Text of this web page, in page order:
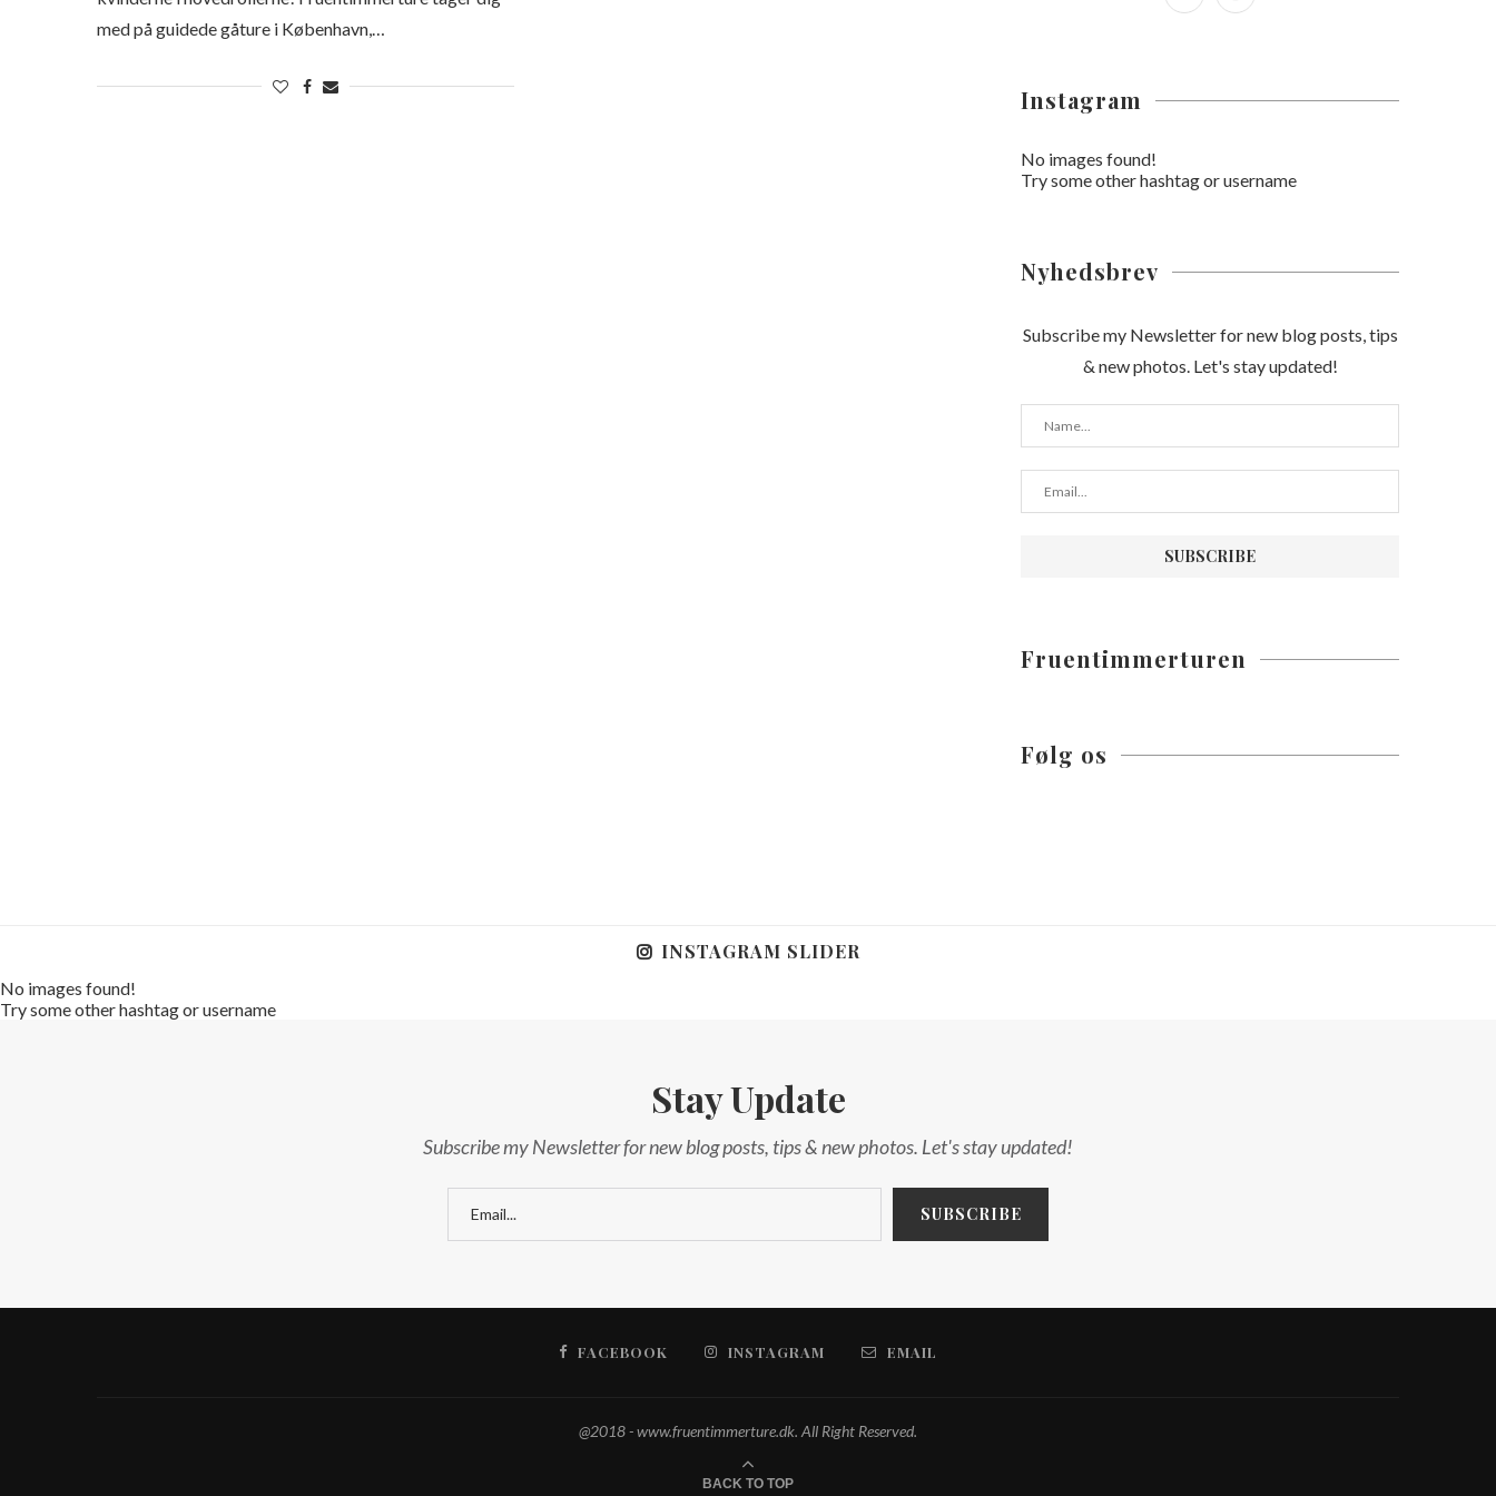
med på guidede gåture i København,…
Instagram
No images found!
Try some other hashtag or username
Nyhedsbrev
Subscribe my Newsletter for new blog posts, tips
& new photos. Let's stay updated!
Fruentimmerturen
Følg os
INSTAGRAM SLIDER
No images found!
Try some other hashtag or username
Stay Update
Subscribe my Newsletter for new blog posts, tips & new photos. Let's stay updated!
FACEBOOK INSTAGRAM EMAIL
@2018 - www.fruentimmerture.dk. All Right Reserved.
BACK TO TOP